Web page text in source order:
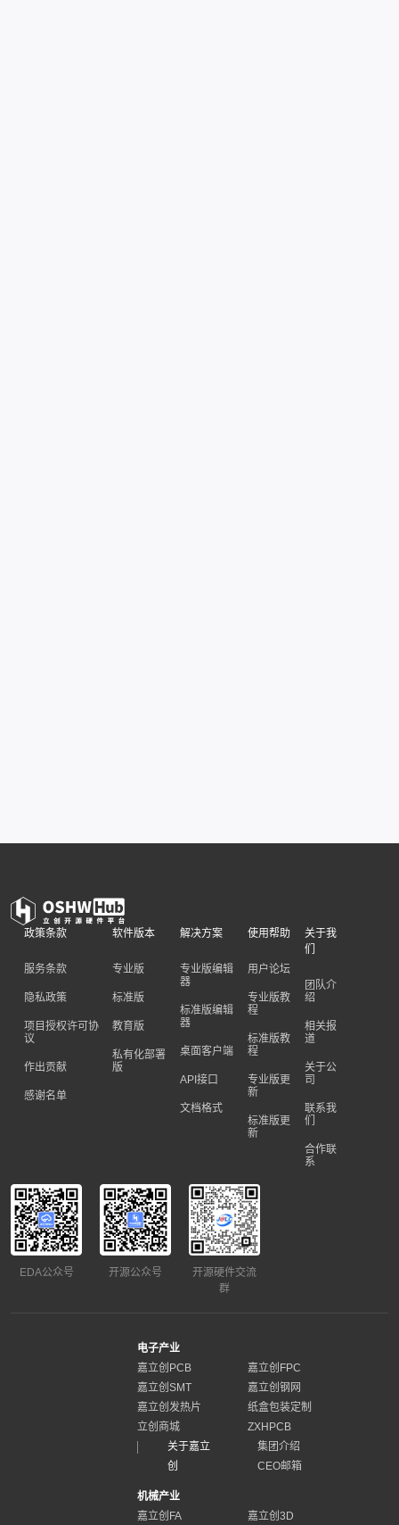
政策条款
服务条款
隐私政策
项目授权许可协
议
作出贡献
感谢名单
软件版本
专业版
标准版
教育版
私有化部署
版
解决方案
专业版编辑
器
标准版编辑
器
桌面客户端
API接口
文档格式
使用帮助
用户论坛
专业版教
程
标准版教
程
专业版更
新
标准版更
新
关于我
们
团队介
绍
相关报
道
关于公
司
联系我
们
合作联
系
EDA公众号 开源公众号
开源硬件交流
群
电子产业
嘉立创PCB
嘉立创FPC
嘉立创SMT
嘉立创钢网
嘉立创发热片
纸盒包装定制
立创商城
ZXHPCB
关于嘉立
创
集团介绍
CEO邮箱
机械产业
嘉立创FA
嘉立创3D